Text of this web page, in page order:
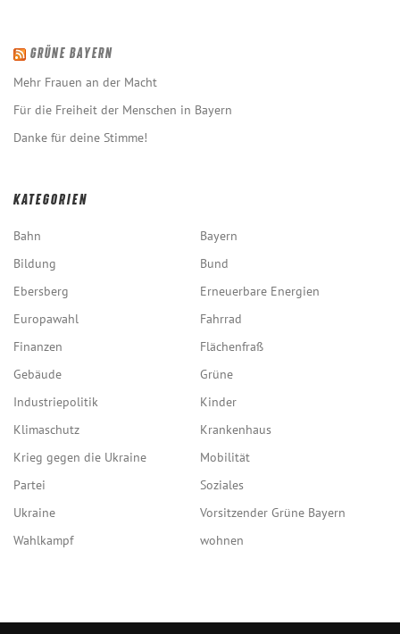
GRÜNE BAYERN
Mehr Frauen an der Macht
Für die Freiheit der Menschen in Bayern
Danke für deine Stimme!
KATEGORIEN
Bahn
Bayern
Bildung
Bund
Ebersberg
Erneuerbare Energien
Europawahl
Fahrrad
Finanzen
Flächenfraß
Gebäude
Grüne
Industriepolitik
Kinder
Klimaschutz
Krankenhaus
Krieg gegen die Ukraine
Mobilität
Partei
Soziales
Ukraine
Vorsitzender Grüne Bayern
Wahlkampf
wohnen